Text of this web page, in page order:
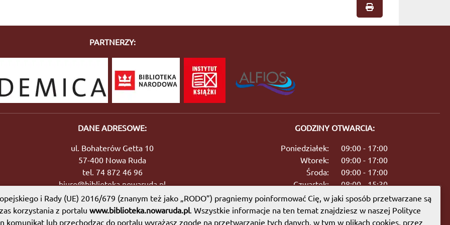
PARTNERZY:
DANE ADRESOWE:
ul. Bohaterów Getta 10
57-400 Nowa Ruda
tel. 74 872 46 96
biuro@biblioteka.nowaruda.pl
GODZINY OTWARCIA:
Poniedziałek:
09:00 - 17:00
Wtorek:
09:00 - 17:00
Środa:
09:00 - 17:00
Czwartek:
08:00 - 15:30
Piątek:
09:00 - 17:00
Sobota:
08:00 - 13:00
i Rady (UE) 2016/679 (znanym też jako „RODO”) pragniemy poinformować Cię, w jaki sposób przetwarzane są
korzystania z portalu www.biblioteka.nowaruda.pl. Wszystkie informacje na ten temat znajdziesz w naszej Polityce
komunikat lub przechodząc do portalu wyrażasz zgodę na przetwarzanie tych danych, w tym w plikach cookies, przez